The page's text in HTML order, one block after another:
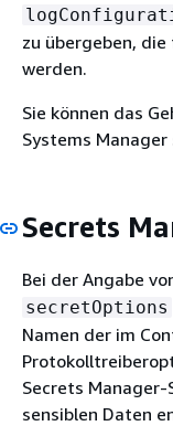
zu übergeben,
werden.
Sie können das
Systems Manager
Secrets
Bei der Angabe
secretOptions
Namen der im
Secrets
sensiblen Daten